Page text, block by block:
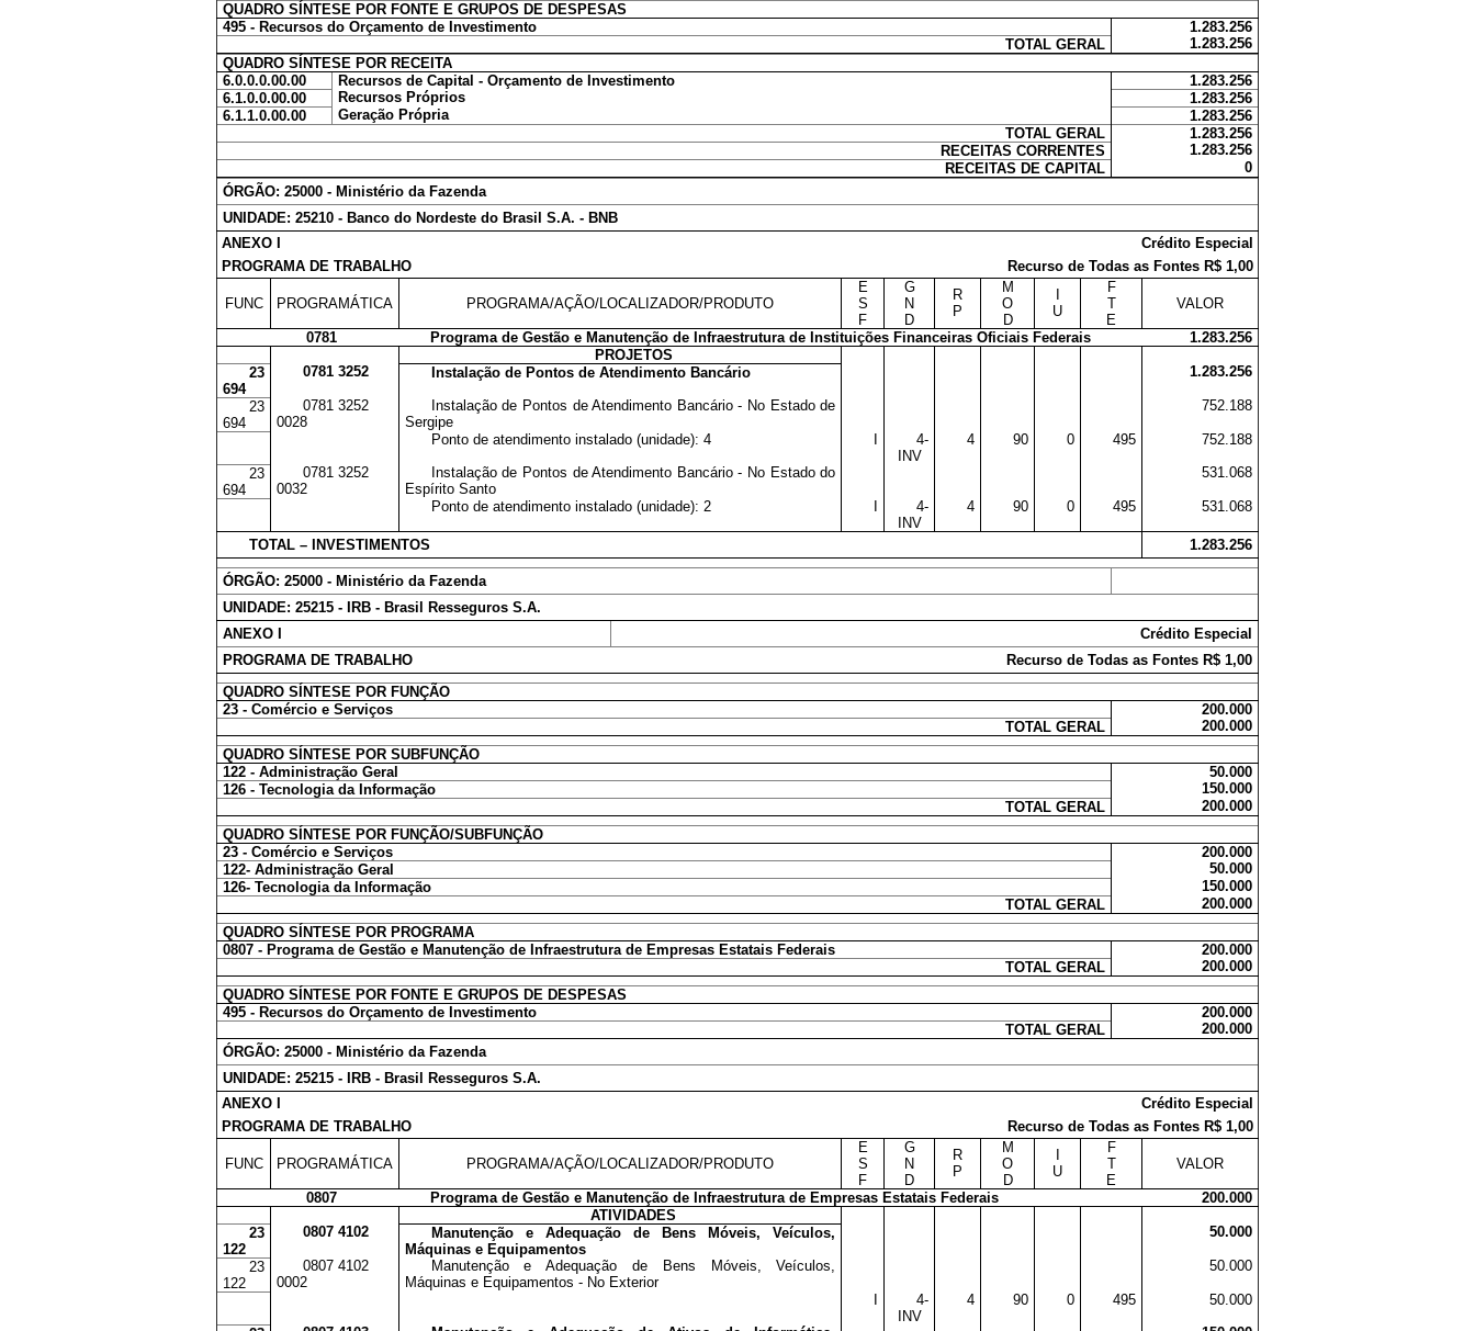
QUADRO SÍNTESE POR FONTE E GRUPOS DE DESPESAS
495 - Recursos do Orçamento de Investimento
1.283.256
TOTAL GERAL
1.283.256
QUADRO SÍNTESE POR RECEITA
6.0.0.0.00.00
Recursos de Capital - Orçamento de Investimento
1.283.256
6.1.0.0.00.00
Recursos Próprios
1.283.256
6.1.1.0.00.00
Geração Própria
1.283.256
TOTAL GERAL
1.283.256
RECEITAS CORRENTES
1.283.256
RECEITAS DE CAPITAL
0
ÓRGÃO: 25000 - Ministério da Fazenda
UNIDADE: 25210 - Banco do Nordeste do Brasil S.A. - BNB
ANEXO I
Crédito Especial
PROGRAMA DE TRABALHO
Recurso de Todas as Fontes R$ 1,00
FUNC PROGRAMÁTICA PROGRAMA/AÇÃO/LOCALIZADOR/PRODUTO
E
S
F
G
N
D
R
P
M
O
D
U
F
T
E
VALOR
0781 Programa de Gestão e Manutenção de Infraestrutura de Instituições Financeiras Oficiais Federais
1.283.256
PROJETOS
23
694
0781 3252 Instalação de Pontos de Atendimento Bancário 1.283.256
23
694
0781 3252
0028
Instalação de Pontos de Atendimento Bancário - No Estado de
Sergipe
752.188
Ponto de atendimento instalado (unidade): 4
4-
INV
4 90 0 495 752.188
23
694
0781 3252
0032
Instalação de Pontos de Atendimento Bancário - No Estado do
Espírito Santo
531.068
Ponto de atendimento instalado (unidade): 2
4-
INV
4 90 0 495 531.068
TOTAL – INVESTIMENTOS 1.283.256
ÓRGÃO: 25000 - Ministério da Fazenda
UNIDADE: 25215 - IRB - Brasil Resseguros S.A.
ANEXO I
Crédito Especial
PROGRAMA DE TRABALHO
Recurso de Todas as Fontes R$ 1,00
QUADRO SÍNTESE POR FUNÇÃO
23 - Comércio e Serviços
200.000
TOTAL GERAL
200.000
QUADRO SÍNTESE POR SUBFUNÇÃO
122 - Administração Geral
50.000
126 - Tecnologia da Informação
150.000
TOTAL GERAL
200.000
QUADRO SÍNTESE POR FUNÇÃO/SUBFUNÇÃO
23 - Comércio e Serviços
200.000
122- Administração Geral
50.000
126- Tecnologia da Informação
150.000
TOTAL GERAL
200.000
QUADRO SÍNTESE POR PROGRAMA
0807 - Programa de Gestão e Manutenção de Infraestrutura de Empresas Estatais Federais
200.000
TOTAL GERAL
200.000
QUADRO SÍNTESE POR FONTE E GRUPOS DE DESPESAS
495 - Recursos do Orçamento de Investimento
200.000
TOTAL GERAL
200.000
ÓRGÃO: 25000 - Ministério da Fazenda
UNIDADE: 25215 - IRB - Brasil Resseguros S.A.
ANEXO I
Crédito Especial
PROGRAMA DE TRABALHO
Recurso de Todas as Fontes R$ 1,00
FUNC PROGRAMÁTICA PROGRAMA/AÇÃO/LOCALIZADOR/PRODUTO
E
S
F
G
N
D
R
P
M
O
D
U
F
T
E
VALOR
0807 Programa de Gestão e Manutenção de Infraestrutura de Empresas Estatais Federais
200.000
ATIVIDADES
23
122
0807 4102
Manutenção e Adequação de Bens Móveis, Veículos,
Máquinas e Equipamentos
50.000
23
122
0807 4102
0002
Manutenção e Adequação de Bens Móveis, Veículos,
Máquinas e Equipamentos - No Exterior
50.000
4-
INV
4 90 0 495 50.000